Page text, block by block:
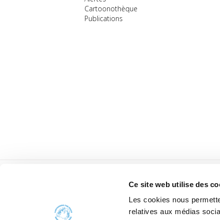
Ce site web utilise des
Les cookies nous
relatives aux médias
Cartoonothèque
Publications